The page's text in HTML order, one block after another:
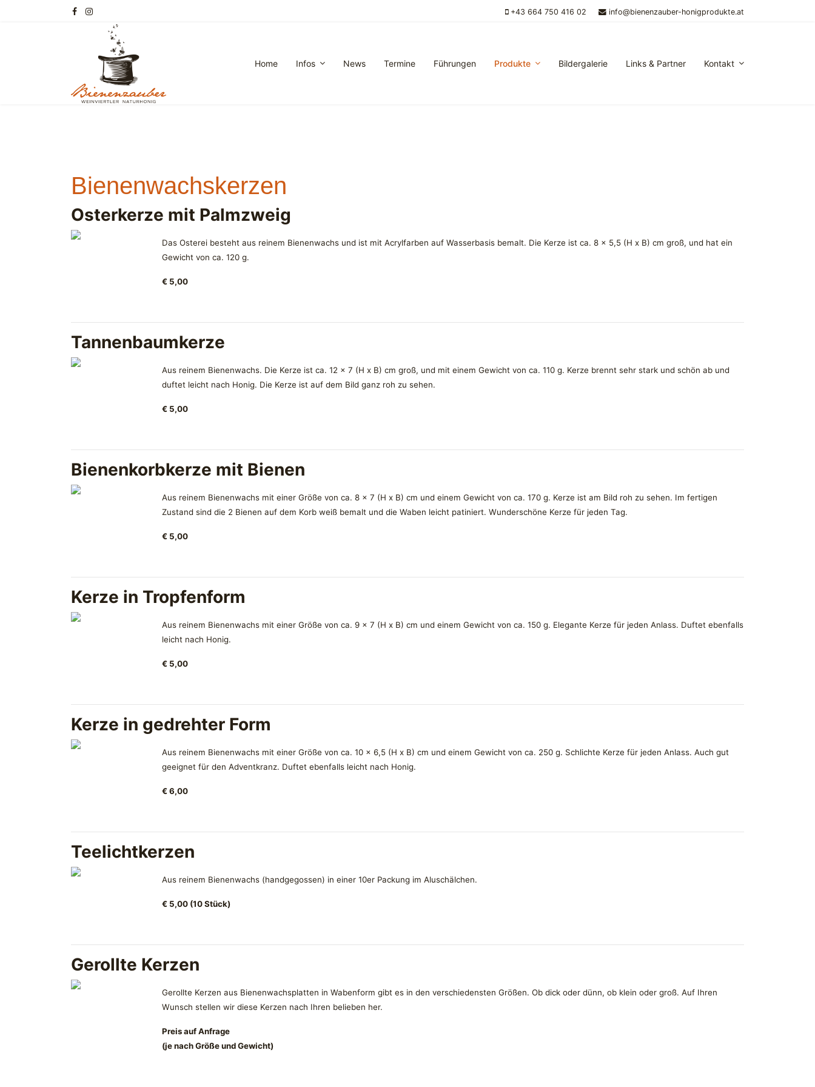
+43 664 750 416 02 info@bienenzauber-honigprodukte.at
Home Infos News Termine Führungen Produkte Bildergalerie Links & Partner Kontakt
Bienenwachskerzen
Osterkerze mit Palmzweig
Das Osterei besteht aus reinem Bienenwachs und ist mit Acrylfarben auf Wasserbasis bemalt. Die Kerze ist ca. 8 x 5,5 (H x B) cm groß, und hat ein
Gewicht von ca. 120 g.
€ 5,00
Tannenbaumkerze
Aus reinem Bienenwachs. Die Kerze ist ca. 12 x 7 (H x B) cm groß, und mit einem Gewicht von ca. 110 g. Kerze brennt sehr stark und schön ab und
duftet leicht nach Honig. Die Kerze ist auf dem Bild ganz roh zu sehen.
€ 5,00
Bienenkorbkerze mit Bienen
Aus reinem Bienenwachs mit einer Größe von ca. 8 x 7 (H x B) cm und einem Gewicht von ca. 170 g. Kerze ist am Bild roh zu sehen. Im fertigen
Zustand sind die 2 Bienen auf dem Korb weiß bemalt und die Waben leicht patiniert. Wunderschöne Kerze für jeden Tag.
€ 5,00
Kerze in Tropfenform
Aus reinem Bienenwachs mit einer Größe von ca. 9 x 7 (H x B) cm und einem Gewicht von ca. 150 g. Elegante Kerze für jeden Anlass. Duftet ebenfalls
leicht nach Honig.
€ 5,00
Kerze in gedrehter Form
Aus reinem Bienenwachs mit einer Größe von ca. 10 x 6,5 (H x B) cm und einem Gewicht von ca. 250 g. Schlichte Kerze für jeden Anlass. Auch gut
geeignet für den Adventkranz. Duftet ebenfalls leicht nach Honig.
€ 6,00
Teelichtkerzen
Aus reinem Bienenwachs (handgegossen) in einer 10er Packung im Aluschälchen.
€ 5,00 (10 Stück)
Gerollte Kerzen
Gerollte Kerzen aus Bienenwachsplatten in Wabenform gibt es in den verschiedensten Größen. Ob dick oder dünn, ob klein oder groß. Auf Ihren
Wunsch stellen wir diese Kerzen nach Ihren belieben her.
Preis auf Anfrage
(je nach Größe und Gewicht)